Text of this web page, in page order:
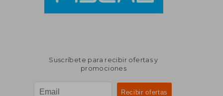
Suscríbete para recibir ofertas y
promociones